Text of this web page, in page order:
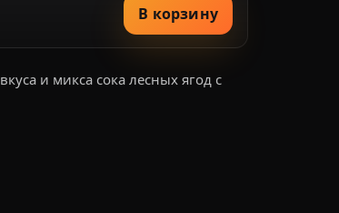
В корзину
и микса сока лесных ягод с